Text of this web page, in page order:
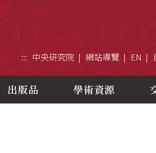
::: 中央研究院 網站導覽 EN
出版品 學術資源